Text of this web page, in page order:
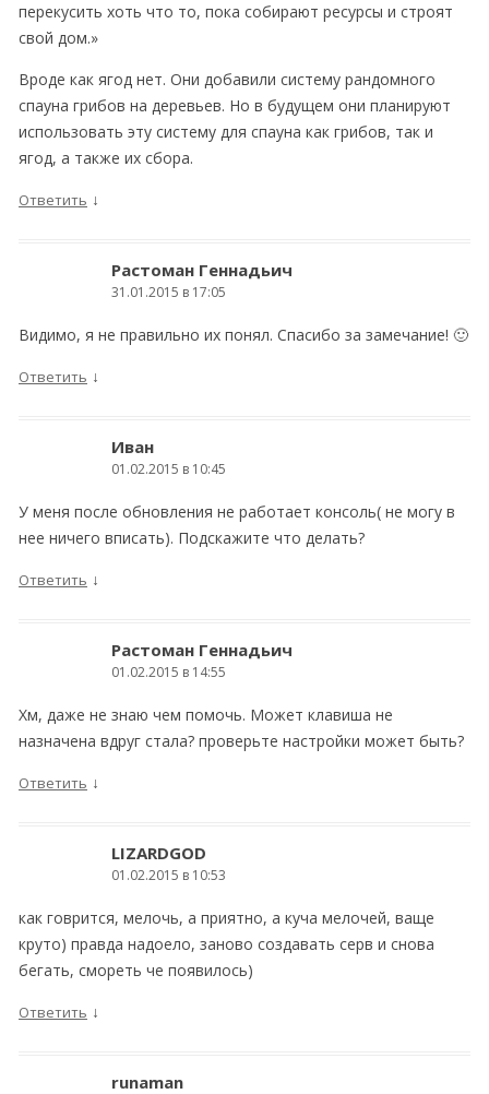
перекусить хоть что то, пока собирают ресурсы и строят
свой дом.»
Вроде как ягод нет. Они добавили систему рандомного
спауна грибов на деревьев. Но в будущем они планируют
использовать эту систему для спауна как грибов, так и
ягод, а также их сбора.
Ответить ↓
Растоман Геннадьич
31.01.2015 в 17:05
Видимо, я не правильно их понял. Спасибо за замечание! 🙂
Ответить ↓
Иван
01.02.2015 в 10:45
У меня после обновления не работает консоль( не могу в
нее ничего вписать). Подскажите что делать?
Ответить ↓
Растоман Геннадьич
01.02.2015 в 14:55
Хм, даже не знаю чем помочь. Может клавиша не
назначена вдруг стала? проверьте настройки может быть?
Ответить ↓
LIZARDGOD
01.02.2015 в 10:53
как говрится, мелочь, а приятно, а куча мелочей, ваще
круто) правда надоело, заново создавать серв и снова
бегать, смореть че появилось)
Ответить ↓
runaman